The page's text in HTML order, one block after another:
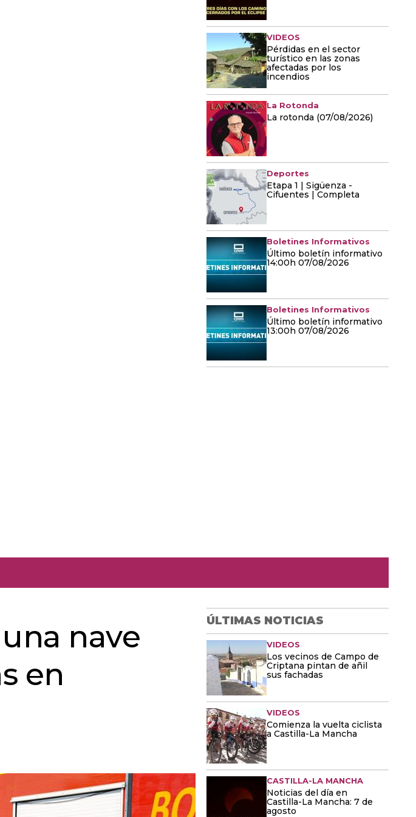
VIDEOS
Pérdidas en el sector
turístico en las zonas
afectadas por los
incendios
La Rotonda
La rotonda (07/08/2026)
Deportes
Etapa 1 | Sigüenza -
Cifuentes | Completa
Boletines Informativos
Último boletín informativo
14:00h 07/08/2026
Boletines Informativos
Último boletín informativo
13:00h 07/08/2026
nave
en
ÚLTIMAS NOTICIAS
VIDEOS
Los vecinos de Campo de
Criptana pintan de añil
sus fachadas
VIDEOS
Comienza la vuelta ciclista
a Castilla-La Mancha
CASTILLA-LA MANCHA
Noticias del día en
Castilla-La Mancha: 7 de
agosto